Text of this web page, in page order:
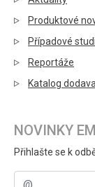
Produktové
Případové
Reportáže
Katalog
NOVINKY
Přihlašte se k